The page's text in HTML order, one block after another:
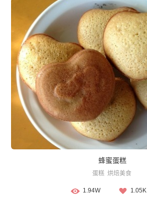
蜂蜜蛋糕
蛋糕 烘焙美食
1.94W 1.05K